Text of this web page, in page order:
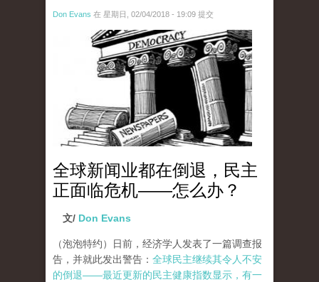
Don Evans 在 星期日, 02/04/2018 - 19:09 提交
wechatimg1287.jpeg
全球新闻业都在倒退，民主
正面临危机——怎么办？
文/ Don Evans
（泡泡特约）
日前，经济学人发表了一篇调查报
告，并就此发出警告： 全球民主继续其令人不安
的倒退——最近更新的民主健康指数显示，有一